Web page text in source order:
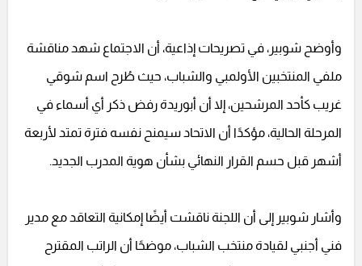
وأوضح شوبير، في تصريحات إذاعية، أن الاجتماع شهد مناقشة
ملفي المنتخبين الأولمبي والشباب، حيث طُرح اسم شوقي
غريب كأحد المرشحين، إلا أن أبوريدة رفض ذكر أي أسماء في
المرحلة الحالية، مؤكدًا أن الاتحاد سيمنح نفسه فترة تمتد لأربعة
أشهر قبل حسم القرار النهائي بشأن هوية المدرب الجديد.
وأشار شوبير إلى أن اللجنة ناقشت أيضًا إمكانية التعاقد مع مدير
فني أجنبي لقيادة منتخب الشباب، موضحًا أن الراتب المقترح